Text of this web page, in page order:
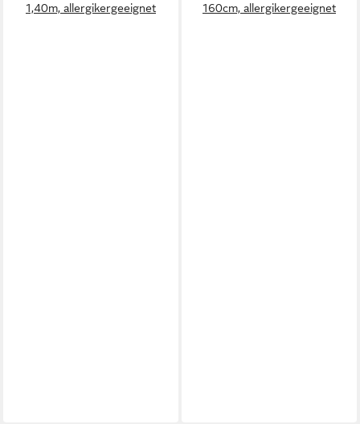
1,40m, allergikergeeignet
160cm, allergikergeeignet